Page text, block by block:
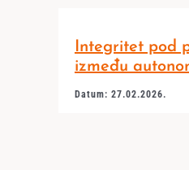
Integritet pod
između
Datum: 27.02.2026.